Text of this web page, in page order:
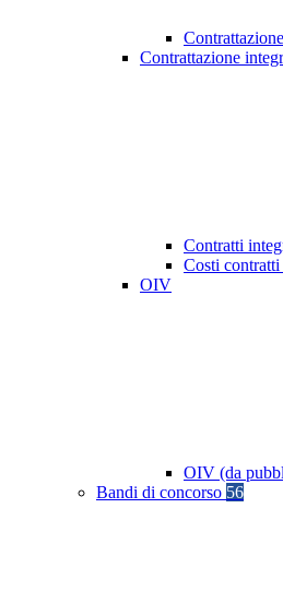
Contrattazione
Contratti
Costi
OIV
OIV (da
Bandi di concorso 56